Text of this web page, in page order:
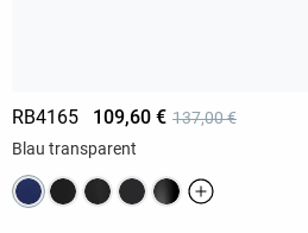
RB4165 109,60 € 137,00 €
Blau transparent